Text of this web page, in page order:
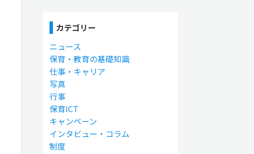
カテゴリー
ニュース
保育・教育の基礎知識
仕事・キャリア
写真
行事
保育ICT
キャンペーン
インタビュー・コラム
制度